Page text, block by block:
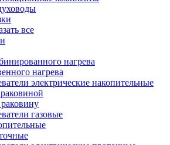
все
нагрева
нагрева
электрические накопительные
газовые